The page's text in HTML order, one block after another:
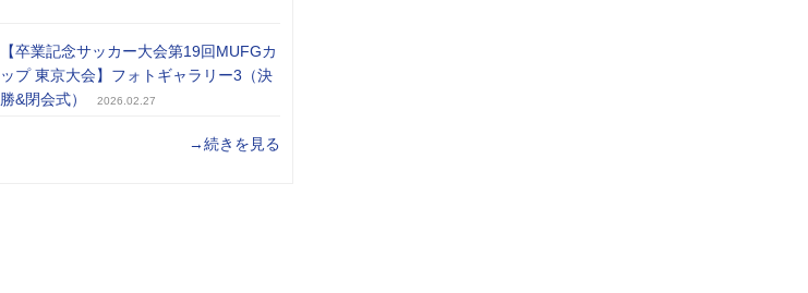
【卒業記念サッカー大会第19回MUFGカ
ップ 東京大会】フォトギャラリー3（決
勝&閉会式）
2026.02.27
→続きを見る